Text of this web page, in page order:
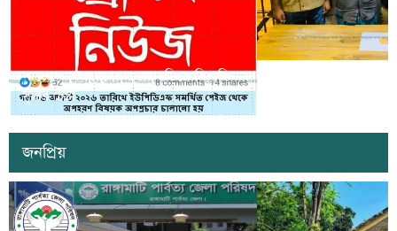
সাজেকে অপহরণের গুজব ছড়িয়ে বিভ্রান্তি
সৃষ্টির চেষ্টা
জনপ্রিয়